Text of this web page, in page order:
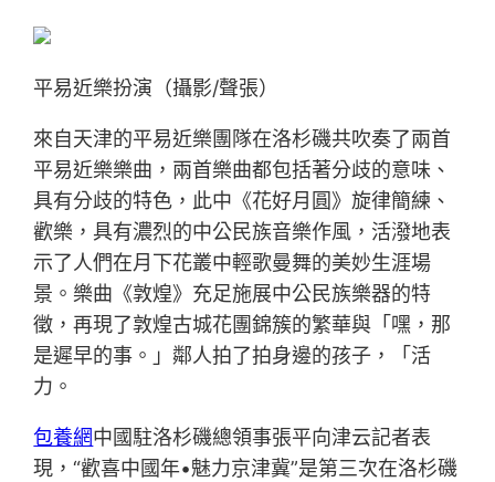
平易近樂扮演（攝影/聲張）
來自天津的平易近樂團隊在洛杉磯共吹奏了兩首
平易近樂樂曲，兩首樂曲都包括著分歧的意味、
具有分歧的特色，此中《花好月圓》旋律簡練、
歡樂，具有濃烈的中公民族音樂作風，活潑地表
示了人們在月下花叢中輕歌曼舞的美妙生涯場
景。樂曲《敦煌》充足施展中公民族樂器的特
徵，再現了敦煌古城花團錦簇的繁華與「嘿，那
是遲早的事。」鄰人拍了拍身邊的孩子，「活
力。
包養網中國駐洛杉磯總領事張平向津云記者表
現，“歡喜中國年•魅力京津冀”是第三次在洛杉磯